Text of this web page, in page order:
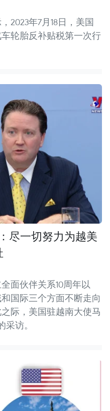
2023年7月18日，美国
轮胎反补贴税第一次行
尽一切努力为越美
面伙伴关系10周年以
国际三个方面不断走向
际，美国驻越南大使马
访。